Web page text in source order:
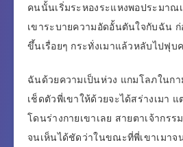
คนนั้นเริ่มระหองระแหงพอประมาณ
เขาระบายความอัดอั้นตันใจกับฉัน
ขึ้นเรื่อยๆ กระทั่งเมาแล้วหลับไปฟุบ
ฉันด้วยความเป็นห่วง แกมโลภในก
เช็ดตัวพี่เขาให้ด้วยจะได้สร่างเมา
โดนร่างกายเขาเลย สายตาเจ้ากร
จนเห็นได้ชัดว่าในขณะที่พี่เขาเมาจ